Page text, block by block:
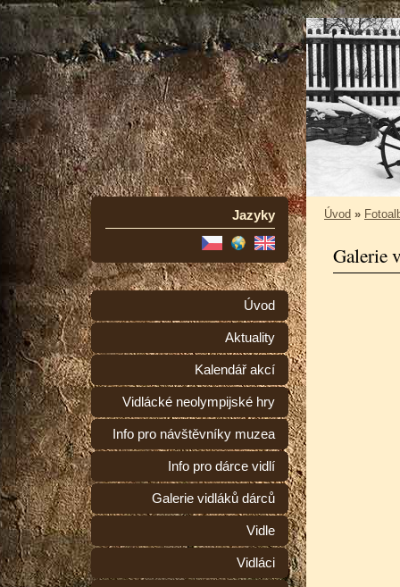
Jazyky
Úvod
Aktuality
Kalendář akcí
Vidlácké neolympijské hry
Info pro návštěvníky muzea
Info pro dárce vidlí
Galerie vidláků dárců
Vidle
Vidláci
Úvod »
Galerie